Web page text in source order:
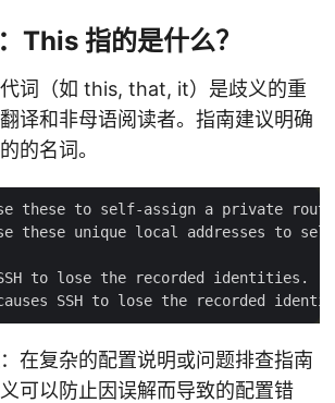
This 指的是什么？
词（如 this, that, it）是歧义的重
译和非母语阅读者。指南建议明确
的名词。
：在复杂的配置说明或问题排查指南
可以防止因误解而导致的配置错